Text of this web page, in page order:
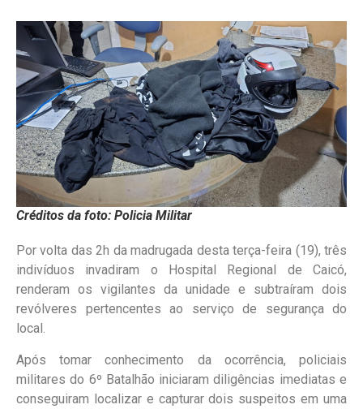
Créditos da foto: Policia Militar
Por volta das 2h da madrugada desta terça-feira (19), três
indivíduos invadiram o Hospital Regional de Caicó,
renderam os vigilantes da unidade e subtraíram dois
revólveres pertencentes ao serviço de segurança do
local.
Após tomar conhecimento da ocorrência, policiais
militares do 6º Batalhão iniciaram diligências imediatas e
conseguiram localizar e capturar dois suspeitos em uma